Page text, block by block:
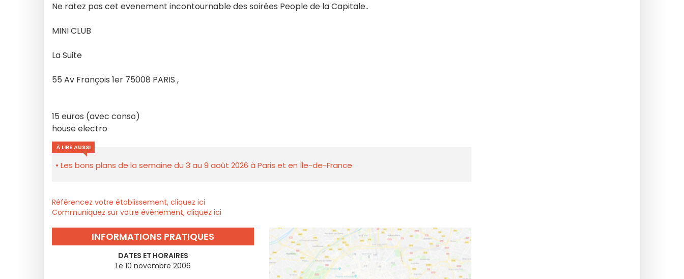
Ne ratez pas cet evenement incontournable des soirées People de la Capitale..
MINI CLUB
La Suite
55 Av François 1er 75008 PARIS ,
15 euros (avec conso)
house electro
À LIRE AUSSI
Les bons plans de la semaine du 3 au 9 août 2026 à Paris et en Île-de-France
Référencez votre établissement, cliquez ici
Communiquez sur votre évènement, cliquez ici
INFORMATIONS PRATIQUES
DATES ET HORAIRES
Le 10 novembre 2006